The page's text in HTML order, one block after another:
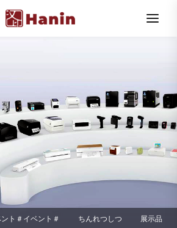
ト＃イベント＃ ちんれつしつ
展示品